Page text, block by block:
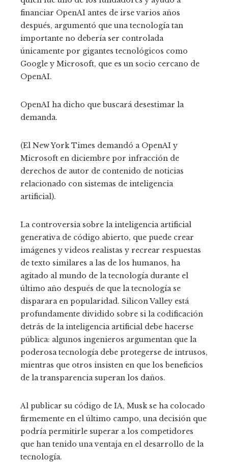
financiar OpenAI antes de irse varios años
después, argumentó que una tecnología tan
importante no debería ser controlada
únicamente por gigantes tecnológicos como
Google y Microsoft, que es un socio cercano de
OpenAI.
OpenAI ha dicho que buscará desestimar la
demanda.
(El New York Times demandó a OpenAI y
Microsoft en diciembre por infracción de
derechos de autor de contenido de noticias
relacionado con sistemas de inteligencia
artificial).
La controversia sobre la inteligencia artificial
generativa de código abierto, que puede crear
imágenes y videos realistas y recrear respuestas
de texto similares a las de los humanos, ha
agitado al mundo de la tecnología durante el
último año después de que la tecnología se
disparara en popularidad. Silicon Valley está
profundamente dividido sobre si la codificación
detrás de la inteligencia artificial debe hacerse
pública: algunos ingenieros argumentan que la
poderosa tecnología debe protegerse de intrusos,
mientras que otros insisten en que los beneficios
de la transparencia superan los daños.
Al publicar su código de IA, Musk se ha colocado
firmemente en el último campo, una decisión que
podría permitirle superar a los competidores
que han tenido una ventaja en el desarrollo de la
tecnología.